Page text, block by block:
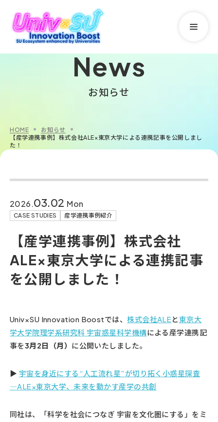
Academic Partnership Desk
Events
Case Studies
News
お知らせ
HOME
お知らせ
【産学連携事例】株式会社ALE×東京大学による連携記事を公開しまし
た！
2026.03.02 Mon
CASE STUDIES 産学連携事例紹介
【産学連携事例】株式会社
ALE×東京大学による連携記事
を公開しました！
Univ×SU Innovation Boostでは、株式会社ALE と東京大
学大学院理学系研究科 宇宙惑星科学機構による産学連携記
事を3月2日（月） に公開いたしました。
▶ 宇宙を身近にする“人工流れ星”が切り拓く小惑星探査
―ALE×東京大学、未来を動かす産学の共創
同社は、「科学を社会につなぎ 宇宙を文化圏にする」をミ